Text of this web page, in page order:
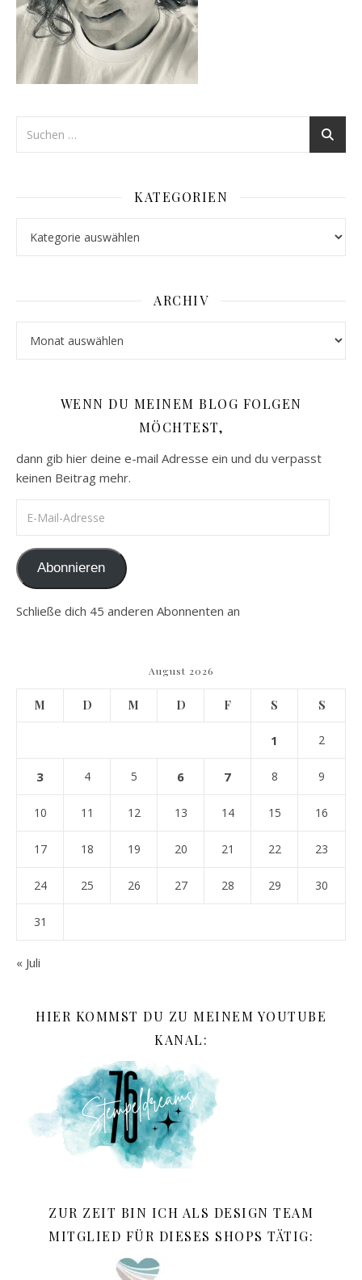
KATEGORIEN
ARCHIV
WENN DU MEINEM BLOG FOLGEN
MÖCHTEST,
dann gib hier deine e-mail Adresse ein und du verpasst
keinen Beitrag mehr.
Abonnieren
Schließe dich 45 anderen Abonnenten an
August 2026
M D M D F S S
1 2
3 4 5 6 7 8 9
10 11 12 13 14 15 16
17 18 19 20 21 22 23
24 25 26 27 28 29 30
31
« Juli
HIER KOMMST DU ZU MEINEM YOUTUBE
KANAL:
ZUR ZEIT BIN ICH ALS DESIGN TEAM
MITGLIED FÜR DIESES SHOPS TÄTIG: